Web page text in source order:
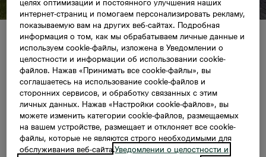
Начинаем продажу
квартир в новом
доме проекта Krasta
kvartāls на улице
целях оптимизации и постоянного улучшения наших
интернет-страниц и помогаем персонализировать рекламу,
показываемую вам на других веб-сайтах. Подробная
информация о том, как мы обрабатываем личные данные и
используем cookie-файлы, изложена в Уведомлении о
целостности и информации об использовании cookie-
файлов. Нажав «Принимать все cookie-файлы», вы
соглашаетесь на использование cookie-файлов и
сторонних сервисов, и обработку связанных с этим
личных данных. Нажав «Настройки cookie-файлов», вы
можете изменить категории cookie-файлов, размещаемых
на вашем устройстве, размещает и отклоняет все cookie-
файлы, которые не являются строго необходимыми для
обслуживания веб-сайта.Уведомлении о целостности и